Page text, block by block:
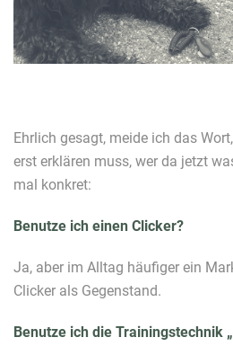
Ehrlich gesagt, meide ich das
erst erklären muss, wer da jetzt
mal konkret:
Benutze ich einen Clicker?
Ja, aber im Alltag häufiger ein
Clicker als Gegenstand.
Benutze ich die Trainingstechnik